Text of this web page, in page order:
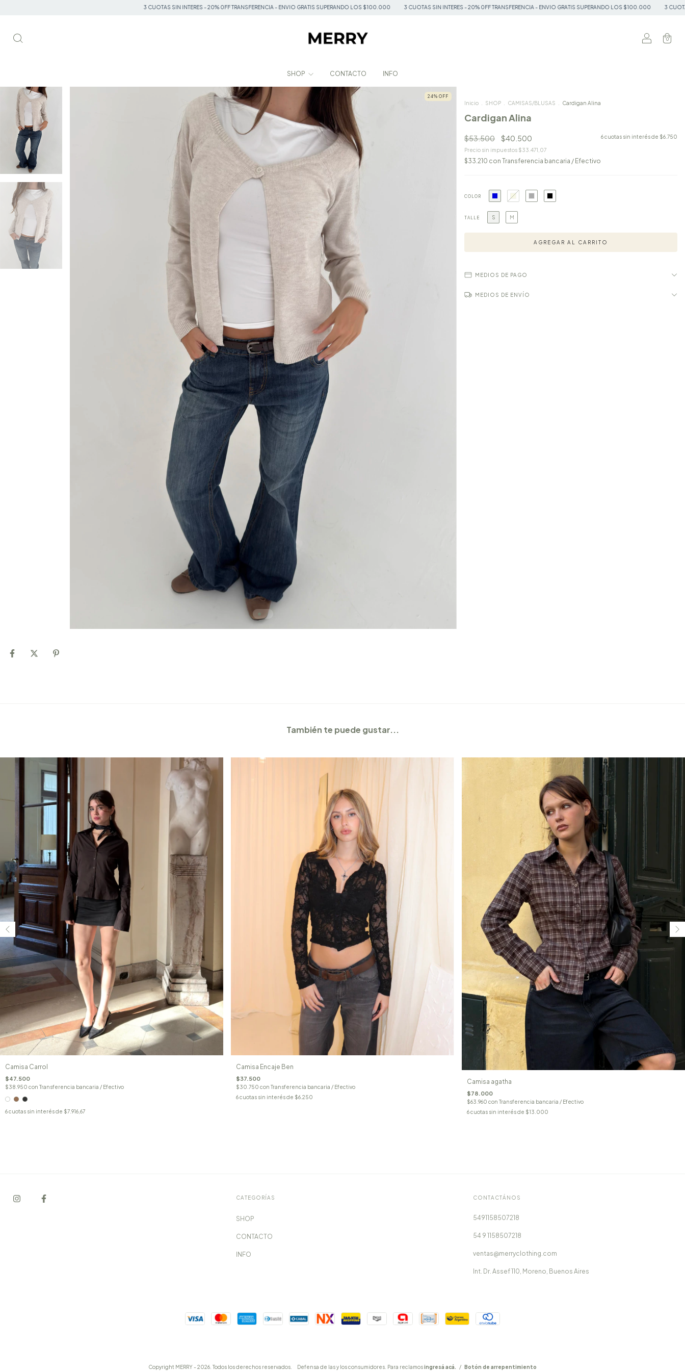
3 CUOTAS SIN INTERES - 20% 0FF TRANSFERENCIA - ENVIO GRATIS SUPERANDO LOS $100.000 3 CUOTAS SIN INTERES - 20% 0FF TRANSFERENCIA - ENVIO GRATIS SUPERANDO LOS $100.000 3 CUOTAS SIN INTERES
0
SHOP CONTACTO INFO
24% OFF
Inicio SHOP CAMISAS/BLUSAS Cardigan Alina
Cardigan Alina
$53.500 $40.500 6cuotas sin interés de $6.750
Precio sin impuestos $33.471,07
$33.210 con Transferencia bancaria / Efectivo
COLOR
TALLE S M
MEDIOS DE PAGO
MEDIOS DE ENVÍO
También te puede gustar...
Camisa Carrol
$47.500
$38.950 con Transferencia bancaria / Efectivo
6cuotas sin interés de $7.916,67
Camisa Encaje Ben
$37.500
$30.750 con Transferencia bancaria / Efectivo
6cuotas sin interés de $6.250
Camisa agatha
$78.000
$63.960 con Transferencia bancaria / Efectivo
6cuotas sin interés de $13.000
CATEGORÍAS
SHOP
CONTACTO
INFO
CONTACTÁNOS
5491158507218
54 9 1158507218
ventas@merryclothing.com
Int. Dr. Assef 110, Moreno, Buenos Aires
Copyright MERRY - 2026. Todos los derechos reservados. Defensa de las y los consumidores. Para reclamosingresá acá. / Botón de arrepentimiento